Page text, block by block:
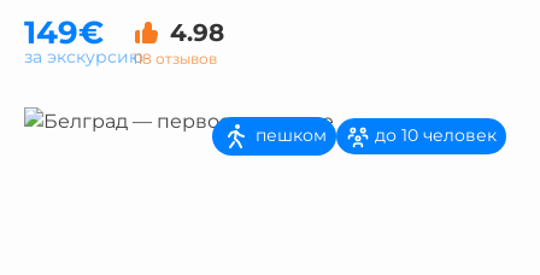
149€ 4.98
118 отзывов
за экскурсию
пешком до 10 человек